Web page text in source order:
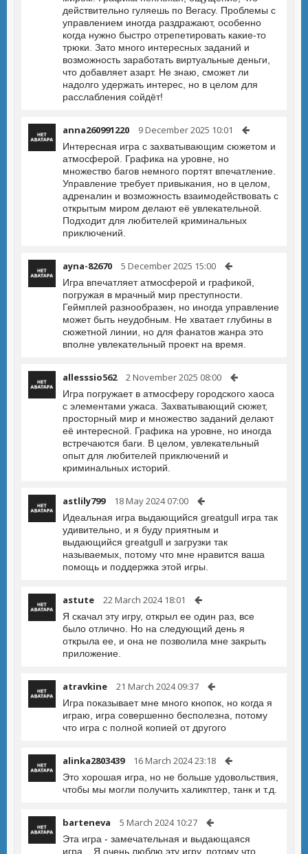
действительно гуляешь по Вегасу. Проблемы с
управлением иногда раздражают, особенно
когда нужно быстро отрепетировать какие-то
трюки. Зато много интересных заданий и
возможность заработать виртуальные деньги,
что добавляет азарт. Не знаю, сможет ли
надолго удержать интерес, но в целом для
расслабления сойдёт!
anna260991220 9 December 2025 10:01
Интересная игра с захватывающим сюжетом и
атмосферой. Графика на уровне, но
множество багов немного портят впечатление.
Управление требует привыкания, но в целом,
адреналин и возможность взаимодействовать с
открытым миром делают её увлекательной.
Подходит для любителей криминальных
приключений.
ayna-82670 5 December 2025 15:00
Игра впечатляет атмосферой и графикой,
погружая в мрачный мир преступности.
Геймплей разнообразен, но иногда управление
может быть неудобным. Не хватает глубины в
сюжетной линии, но для фанатов жанра это
вполне увлекательный проект на время.
allesssio562 2 November 2025 08:00
Игра погружает в атмосферу городского хаоса
с элементами ужаса. Захватывающий сюжет,
просторный мир и множество заданий делают
её интересной. Графика на уровне, но иногда
встречаются баги. В целом, увлекательный
опыт для любителей приключений и
криминальных историй.
astlily799 18 May 2024 07:00
Идеальная игра выдающийся greatgull игра так
удивительно, и я буду приятным и
выдающийся greatgull и загрузки так
называемых, потому что мне нравится ваша
помощь и поддержка этой игры.
astute 22 March 2024 18:01
Я скачал эту игру, открыл ее один раз, все
было отлично. Но на следующий день я
открыла ее, и она не позволила мне закрыть
приложение.
atravkine 21 March 2024 09:37
Игра показывает мне много кнопок, но когда я
играю, игра совершенно бесполезна, потому
что игра с полной копией от другого
alinka2803439 16 March 2024 23:18
Это хорошая игра, но не больше удовольствия,
чтобы мы могли получить халикптер, танк и т.д.
barteneva 5 March 2024 10:27
Эта игра - замечательная и выдающаяся
игра... Я очень люблю эту игру, потому что